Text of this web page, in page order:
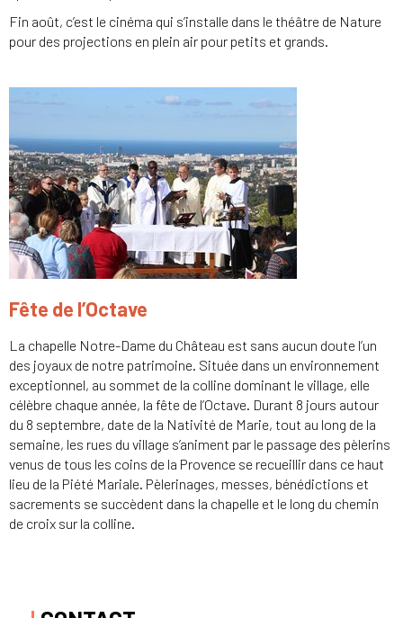
Fin août, c’est le cinéma qui s’installe dans le théâtre de Nature
pour des projections en plein air pour petits et grands.
Fête de l’Octave
La chapelle Notre-Dame du Château est sans aucun doute l’un
des joyaux de notre patrimoine. Située dans un environnement
exceptionnel, au sommet de la colline dominant le village, elle
célèbre chaque année, la fête de l’Octave. Durant 8 jours autour
du 8 septembre, date de la Nativité de Marie, tout au long de la
semaine, les rues du village s’animent par le passage des pèlerins
venus de tous les coins de la Provence se recueillir dans ce haut
lieu de la Piété Mariale. Pèlerinages, messes, bénédictions et
sacrements se succèdent dans la chapelle et le long du chemin
de croix sur la colline.